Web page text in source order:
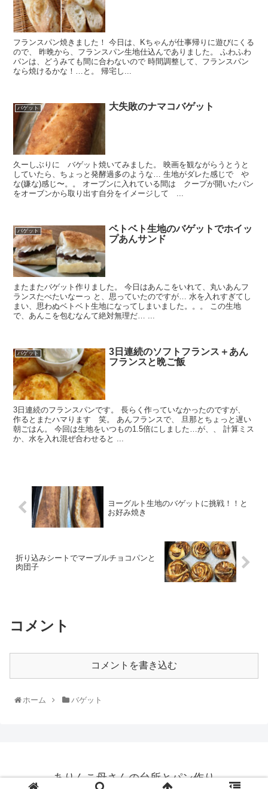
フランスパン焼きました！ 今日は、Kちゃんが仕事帰りに遊びにくる
ので、 昨晩から、フランスパン生地仕込んでありました。 ふわふわ
パンは、どうみても間に合わないので 時間調整して、フランスパン
なら焼けるかな！…と。 帰宅し...
バゲット 大失敗のナマコバゲット
久ーしぶりに バゲット焼いてみました。 映画を観ながらうとうと
していたら、ちょっと発酵過多のような… 生地がダレた感じで や
な(嫌な)感じ〜。。 オーブンに入れている間は クープが開いたパン
をオーブンから取り出す自分をイメージして ...
バゲット
ベトベト生地のバゲットでホイッ
プあんサンド
またまたバゲット作りました。 今日はあんこをいれて、丸いあんフ
ランスたべたいなーっ と、思っていたのですが… 水を入れすぎてし
まい、思わぬベトベト生地になってしまいました。。。 この生地
で、あんこを包むなんて絶対無理だ… ...
バゲット
3日連続のソフトフランス＋あん
フランスと晩ご飯
3日連続のフランスパンです。 長らく作っていなかったのですが、
作るとまたハマります 笑。 あんフランスで、 旦那とちょっと遅い
朝ごはん。 今回は生地をいつもの1.5倍にしました…が、、 計算ミス
か、水を入れ混ぜ合わせると ...
ヨーグルト生地のバゲットに挑戦！！と
お好み焼き
折り込みシートでマーブルチョコパンと
肉団子
コメント
コメントを書き込む
ホーム バゲット
ありんこ母さんの台所とパン作り